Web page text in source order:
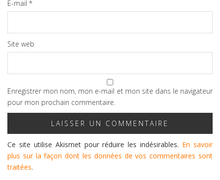
E-mail *
Site web
Enregistrer mon nom, mon e-mail et mon site dans le navigateur
pour mon prochain commentaire.
Ce site utilise Akismet pour réduire les indésirables. En savoir
plus sur la façon dont les données de vos commentaires sont
traitées.